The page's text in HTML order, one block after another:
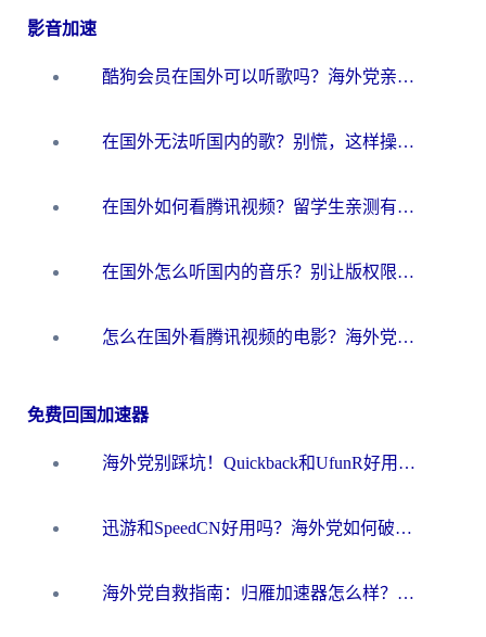
影音加速
酷狗会员在国外可以听歌吗？海外党亲测有效：3步解决音乐权限难题
在国外无法听国内的歌？别慌，这样操作就能畅听QQ音乐（附亲测加速器推荐）
在国外如何看腾讯视频？留学生亲测有效的回国加速方案
在国外怎么听国内的音乐？别让版权限制断了你的华语歌单
怎么在国外看腾讯视频的电影？海外党亲测有效的回国加速指南
免费回国加速器
海外党别踩坑！Quickback和UfunR好用吗？选对回国加速器才能无缝刷国内资源
迅游和SpeedCN好用吗？海外党如何破解那道看不见的墙
海外党自救指南：归雁加速器怎么样？教你避开坑实现国内资源无缝访问